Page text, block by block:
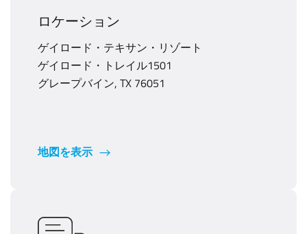
ロケーション
ゲイロード・テキサン・リゾート
ゲイロード・トレイル1501
グレープバイン, TX 76051
地図を表示